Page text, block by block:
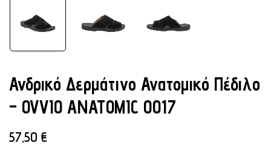
Ανδρικό Δερμάτινο Ανατομικό Πέδιλο
– OVVIO ANATOMIC 0017
57,50 €